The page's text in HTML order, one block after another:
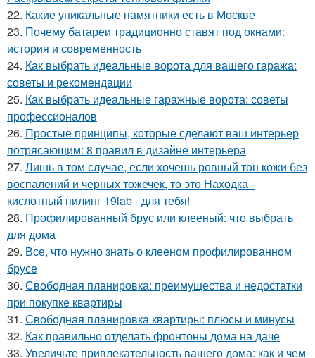
22. Какие уникальные памятники есть в Москве
23. Почему батареи традиционно ставят под окнами:
история и современность
24. Как выбрать идеальные ворота для вашего гаража:
советы и рекомендации
25. Как выбрать идеальные гаражные ворота: советы
профессионалов
26. Простые принципы, которые сделают ваш интерьер
потрясающим: 8 правил в дизайне интерьера
27. Лишь в том случае, если хочешь ровный тон кожи без
воспалений и черных тожечек, то это Находка -
кислотный пилинг 19lab - для тебя!
28. Профилированный брус или клееный: что выбрать
для дома
29. Все, что нужно знать о клееном профилированном
брусе
30. Свободная планировка: преимущества и недостатки
при покупке квартиры
31. Свободная планировка квартиры: плюсы и минусы
32. Как правильно отделать фронтоны дома на даче
33. Увеличьте привлекательность вашего дома: как и чем